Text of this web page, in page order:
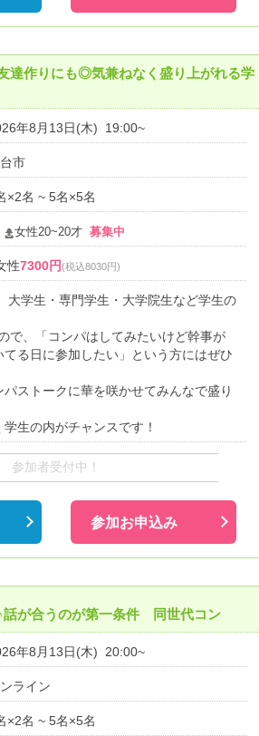
達作りにも◎気兼ねなく盛り上がれる学
年8月13日(木) 19:00~
市
×2名 ~ 5名×5名
女性20~20才募集中
性7300円(税込8030円)
大学生・専門学生・大学院生など学生の
で、「コンパはしてみたいけど幹事が
る日に参加したい」という方にはぜひ
ストークに華を咲かせてみんなで盛り
生の内がチャンスです！
参加者受付中！
参加お申込み
話が合うのが第一条件 同世代コン
年8月13日(木) 20:00~
ライン
×2名 ~ 5名×5名